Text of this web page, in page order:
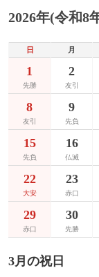
シ
帰
1945年
第
作戦
1945年 第
が
は
1945年 第
表。
1940年
1894年 荒
1897年 菅
1898年 ポ
1899年 水
（+
1904年 ニ
年）
1905年 村
1906年
1971年 横
1971年 深
1975年
ジ
（*
1977年 田
1984年 シ
年）
1985年 金
1985年 マ
2026年(令和8
日 月
1
先勝
2
友引
8
友引
9
先負
15
先負
16
仏滅
22
大安
23
赤口
29
赤口
30
先勝
3月の祝日